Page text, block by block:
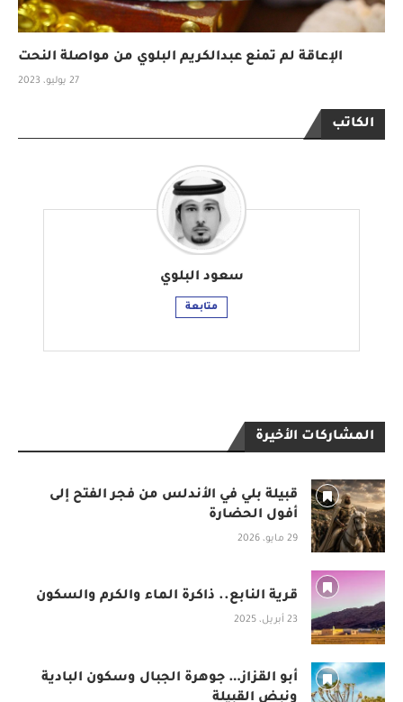
الإعاقة لم تمنع عبدالكريم البلوي من مواصلة النحت
27 يوليو، 2023
الكاتب
سعود البلوي
متابعة
المشاركات الأخيرة
قبيلة بلي في الأندلس من فجر الفتح إلى
أفول الحضارة
29 مايو، 2026
قرية النابع.. ذاكرة الماء والكرم والسكون
23 أبريل، 2025
أبو القزاز… جوهرة الجبال وسكون البادية
ونبض القبيلة